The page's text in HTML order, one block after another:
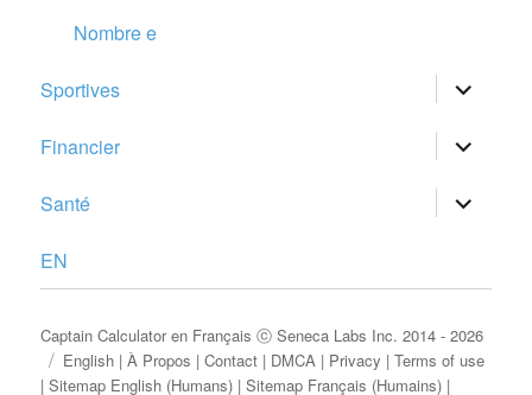
Nombre e
Sportives
ouvrir
le
menu
Financier
ouvrir
le
menu
Santé
ouvrir
le
EN
Captain Calculator en Français ⓒSeneca Labs Inc. 2014 - 2026
English |À Propos |Contact | DMCA | Privacy |Terms of use
|Sitemap English (Humans) |Sitemap Français (Humains) |